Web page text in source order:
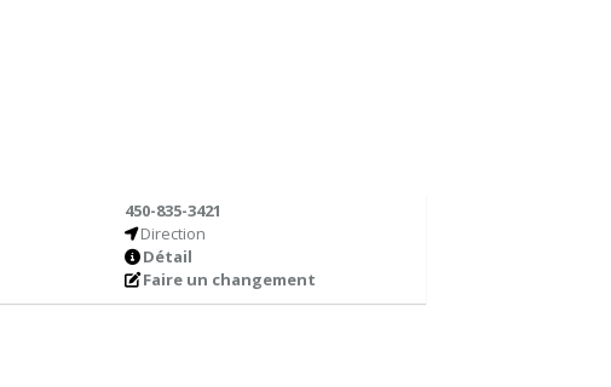
450-835-3421
Direction
Détail
Faire un changement